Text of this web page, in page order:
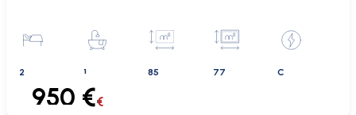
2 1 85 77 C
950 €€